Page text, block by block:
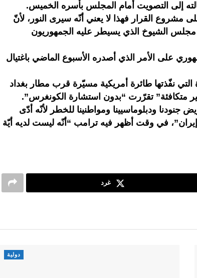
إلى التصويت أمام المجلس بأسره الخميس.
القرار فهذا لا يعني أنّه سيرى النور، لأنّ
الشيوخ الذي يسيطر عليه الجمهوريون
على الأمر الذي أصدره الأسبوع الماضي باغتيال
التي نفّذتها طائرة أمريكية مسيّرة قرب مطار بغداد
متكافئة” تقرّرت “بدون استشارة الكونغرس”.
ودبلوماسيينا ومواطنينا للخطر لأنّه أدّى
في وقت أظهر فيه ترامب “أنّه ليست لديه أيّة
غرد
دولية